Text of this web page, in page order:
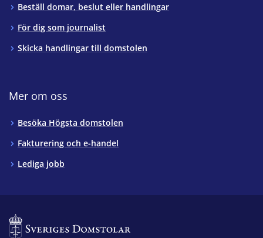
Beställ domar, beslut eller handlingar
För dig som journalist
Skicka handlingar till domstolen
Mer om oss
Besöka Högsta domstolen
Fakturering och e-handel
Lediga jobb